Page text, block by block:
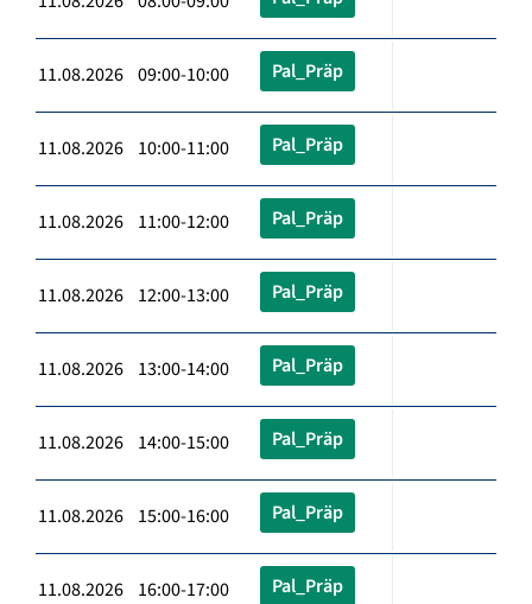
11.08.2026 09:00-10:00 Pal_Präp
11.08.2026 10:00-11:00 Pal_Präp
11.08.2026 11:00-12:00 Pal_Präp
11.08.2026 12:00-13:00 Pal_Präp
11.08.2026 13:00-14:00 Pal_Präp
11.08.2026 14:00-15:00 Pal_Präp
11.08.2026 15:00-16:00 Pal_Präp
11.08.2026 16:00-17:00 Pal_Präp